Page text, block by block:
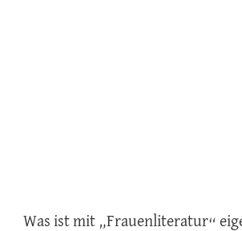
Was ist mit „Frauenliteratur“